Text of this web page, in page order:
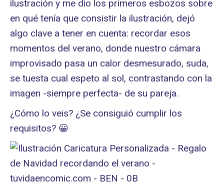
ilustración y me dio los primeros esbozos sobre
en qué tenía que consistir la ilustración, dejó
algo clave a tener en cuenta: recordar esos
momentos del verano, donde nuestro cámara
improvisado pasa un calor desmesurado, suda,
se tuesta cual espeto al sol, contrastando con la
imagen -siempre perfecta- de su pareja.
¿Cómo lo veis? ¿Se consiguió cumplir los
requisitos? 😀